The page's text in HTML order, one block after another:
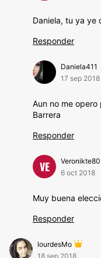
Daniela, tu ya ye
Responder
Daniela411
17 sep 2018
Aun no me
Barrera
Responder
VE
Veronikte80
6 oct 2018
Muy buena
Responder
lourdesMo
18 sep 2018